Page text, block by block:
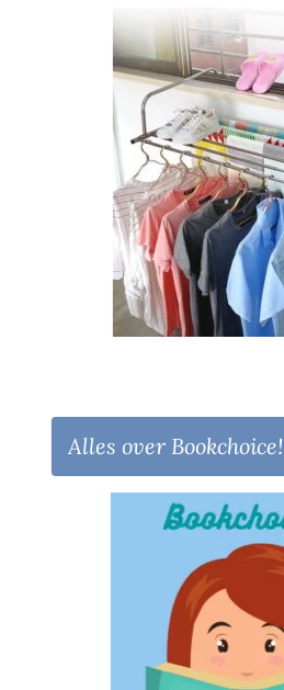
Alles over Bookchoice!